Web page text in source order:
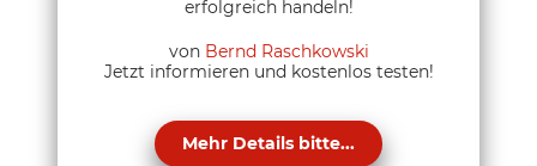
erfolgreich handeln!
von Bernd Raschkowski
Jetzt informieren und kostenlos testen!
Mehr Details bitte...